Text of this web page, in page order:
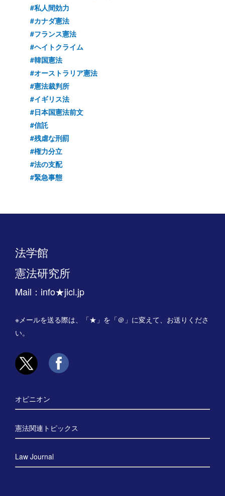
#私人間効力
#カナダ憲法
#フランス憲法
#ヘイトクライム
#韓国憲法
#オーストラリア憲法
#憲法裁判所
#イギリス法
#日本国憲法前文
#信託
#残虐な刑罰
#権力分立
#法の支配
#緊急事態
法学館
憲法研究所
Mail：info★jicl.jp
※メールを送る際は、「★」を「＠」に変えて、お送りくださ
い。
オピニオン
憲法関連トピックス
Law Journal